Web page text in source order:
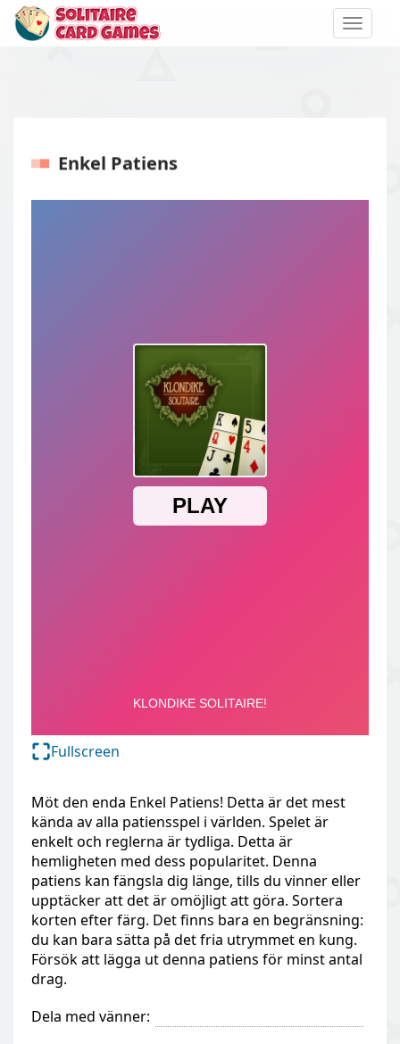
Toggle
Enkel Patiens
Fullscreen
Möt den enda Enkel Patiens! Detta är det mest
kända av alla patiensspel i världen. Spelet är
enkelt och reglerna är tydliga. Detta är
hemligheten med dess popularitet. Denna
patiens kan fängsla dig länge, tills du vinner eller
upptäcker att det är omöjligt att göra. Sortera
korten efter färg. Det finns bara en begränsning:
du kan bara sätta på det fria utrymmet en kung.
Försök att lägga ut denna patiens för minst antal
drag.
Dela med vänner: